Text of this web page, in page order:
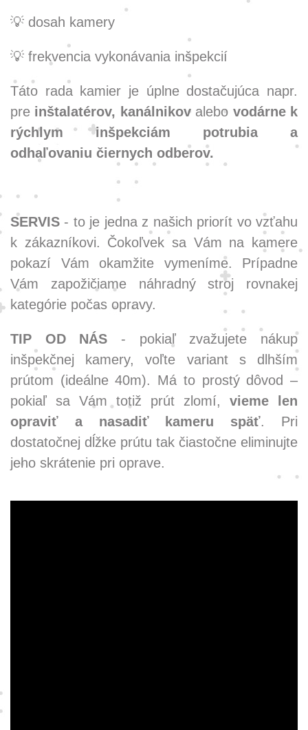
💡 dosah kamery
💡 frekvencia vykonávania inšpekcií
Táto rada kamier je úplne dostačujúca napr.
pre inštalatérov, kanálnikovalebo vodárne k
rýchlym inšpekciám potrubia a
odhaľovaniu čiernych odberov.
SERVIS - to je jedna z našich priorít vo vzťahu
k zákazníkovi. Čokoľvek sa Vám na kamere
pokazí Vám okamžite vymeníme. Prípadne
Vám zapožičiame náhradný stroj rovnakej
kategórie počas opravy.
TIP OD NÁS - pokiaľ zvažujete nákup
inšpekčnej kamery, voľte variant s dlhším
prútom (ideálne 40m). Má to prostý dôvod –
pokiaľ sa Vám totiž prút zlomí, vieme len
opraviť a nasadiť kameru späť. Pri
dostatočnej dĺžke prútu tak čiastočne eliminujte
jeho skrátenie pri oprave.